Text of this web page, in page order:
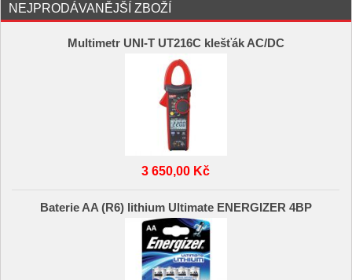
NEJPRODÁVANĚJŠÍ ZBOŽÍ
Multimetr UNI-T UT216C klešťák AC/DC
3 650,00 Kč
Baterie AA (R6) lithium Ultimate ENERGIZER 4BP